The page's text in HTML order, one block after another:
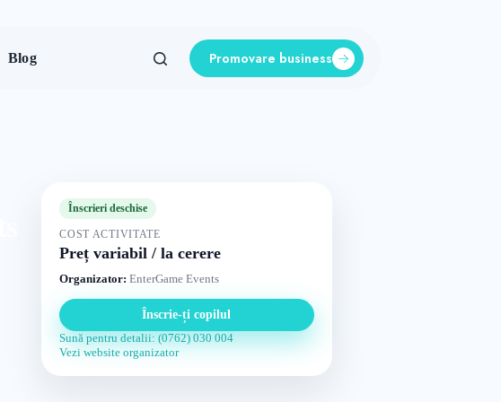
Blog Promovare business
Înscrieri deschise
COST ACTIVITATE
Preț variabil / la cerere
Organizator: EnterGame Events
Înscrie-ți copilul
Sună pentru detalii: (0762) 030 004
Vezi website organizator